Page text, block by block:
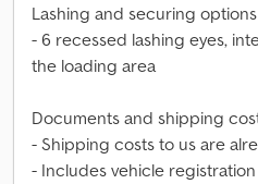
Lashing and securing options
- 6 recessed lashing eyes,
the loading area
Documents and shipping
- Shipping costs to us are
- Includes vehicle